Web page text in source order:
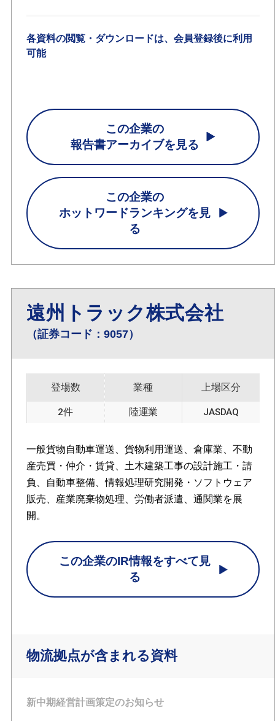
各資料の閲覧・ダウンロードは、会員登録後に利用
可能
この企業の
報告書アーカイブを見る
この企業の
ホットワードランキングを見
る
遠州トラック株式会社
（証券コード：9057）
登場数
2件
業種
陸運業
上場区分
JASDAQ
一般貨物自動車運送、貨物利用運送、倉庫業、不動
産売買・仲介・賃貸、土木建築工事の設計施工・請
負、自動車整備、情報処理研究開発・ソフトウェア
販売、産業廃棄物処理、労働者派遣、通関業を展
開。
この企業のIR情報をすべて見
る
物流拠点が含まれる資料
新中期経営計画策定のお知らせ